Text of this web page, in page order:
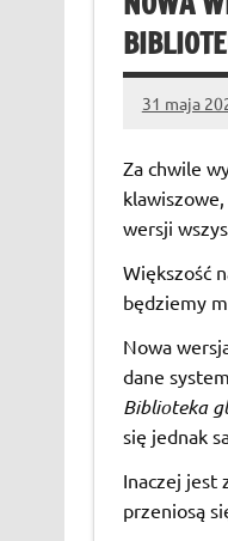
31 maja
Za chwile
wersji
Większość
będziemy
Nowa
dane
Biblioteka
się jednak
Inaczej jest
przeniosą